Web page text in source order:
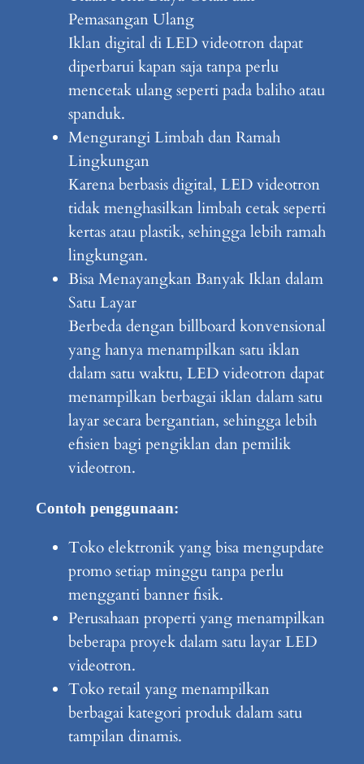
Pemasangan Ulang
Iklan digital di LED videotron dapat
diperbarui kapan saja tanpa perlu
mencetak ulang seperti pada baliho atau
spanduk.
Mengurangi Limbah dan Ramah
Lingkungan
Karena berbasis digital, LED videotron
tidak menghasilkan limbah cetak seperti
kertas atau plastik, sehingga lebih ramah
lingkungan.
Bisa Menayangkan Banyak Iklan dalam
Satu Layar
Berbeda dengan billboard konvensional
yang hanya menampilkan satu iklan
dalam satu waktu, LED videotron dapat
menampilkan berbagai iklan dalam satu
layar secara bergantian, sehingga lebih
efisien bagi pengiklan dan pemilik
videotron.
Contoh penggunaan:
Toko elektronik yang bisa mengupdate
promo setiap minggu tanpa perlu
mengganti banner fisik.
Perusahaan properti yang menampilkan
beberapa proyek dalam satu layar LED
videotron.
Toko retail yang menampilkan
berbagai kategori produk dalam satu
tampilan dinamis.